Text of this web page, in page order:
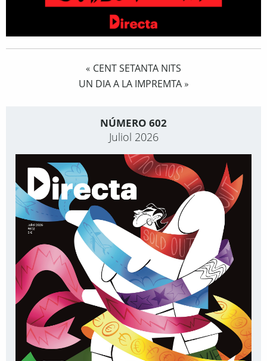
« CENT SETANTA NITS
UN DIA A LA IMPREMTA»
NÚMERO 602
Juliol 2026